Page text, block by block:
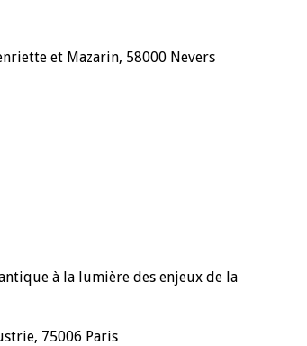
et Mazarin, 58000 Nevers
à la lumière des enjeux de la
75006 Paris